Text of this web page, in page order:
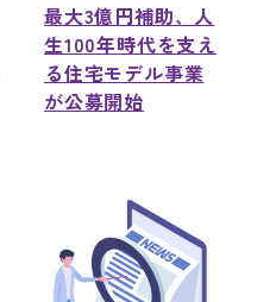
最大3億円補助、人
生100年時代を支え
る住宅モデル事業
が公募開始